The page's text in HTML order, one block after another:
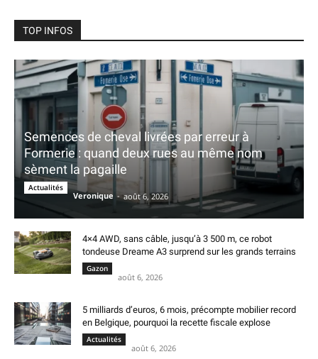
TOP INFOS
Semences de cheval livrées par erreur à
Formerie : quand deux rues au même nom
sèment la pagaille
Actualités
Veronique - août 6, 2026
4×4 AWD, sans câble, jusqu’à 3 500 m, ce robot
tondeuse Dreame A3 surprend sur les grands terrains
Gazon
août 6, 2026
5 milliards d’euros, 6 mois, précompte mobilier record
en Belgique, pourquoi la recette fiscale explose
Actualités
août 6, 2026